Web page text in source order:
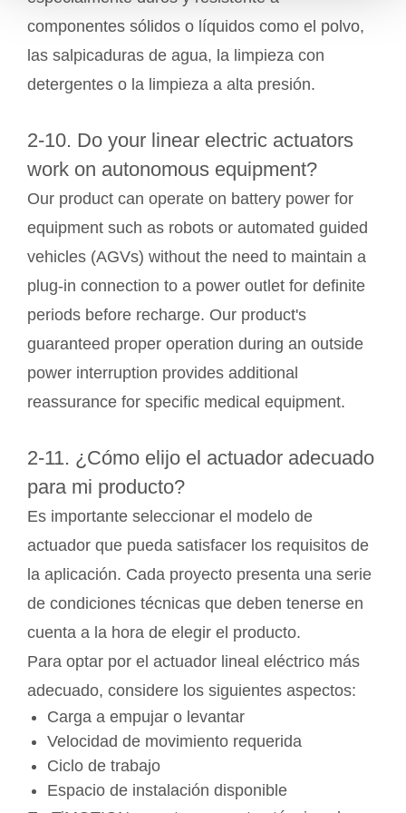
componentes sólidos o líquidos como el polvo,
las salpicaduras de agua, la limpieza con
detergentes o la limpieza a alta presión.
2-10. Do your linear electric actuators
work on autonomous equipment?
Our product can operate on battery power for
equipment such as robots or automated guided
vehicles (AGVs) without the need to maintain a
plug-in connection to a power outlet for definite
periods before recharge. Our product's
guaranteed proper operation during an outside
power interruption provides additional
reassurance for specific medical equipment.
2-11. ¿Cómo elijo el actuador adecuado
para mi producto?
Es importante seleccionar el modelo de
actuador que pueda satisfacer los requisitos de
la aplicación. Cada proyecto presenta una serie
de condiciones técnicas que deben tenerse en
cuenta a la hora de elegir el producto.
Para optar por el actuador lineal eléctrico más
adecuado, considere los siguientes aspectos:
Carga a empujar o levantar
Velocidad de movimiento requerida
Ciclo de trabajo
Espacio de instalación disponible